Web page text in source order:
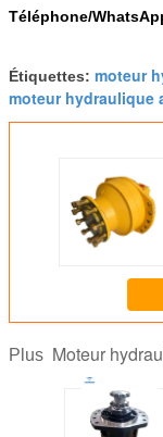
Téléphone/
Étiquettes: moteur
moteur hydraulique
Plus Moteur